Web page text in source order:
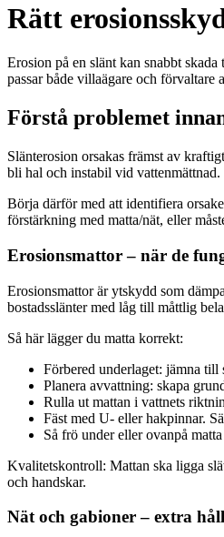
Rätt
Erosion på en slänt kan snabbt
passar både villaägare och förvaltare
Förstå problemet
Slänt­erosion orsakas främst av
bli hal och instabil vid
Börja därför med att identifiera
förstärkning med matta/nät, eller
Erosionsmattor – när de
Erosionsmattor är ytskydd som
bostadsslänter med låg till måttlig
Så här lägger du matta korrekt:
Förbered underlaget: jämna
Planera avvattning: skapa
Rulla ut mattan i vattnets
Fäst med U- eller hakpinnar.
Så frö under eller ovanpå
Kvalitetskontroll: Mattan ska ligga
och handskar.
Nät och gabioner – extra